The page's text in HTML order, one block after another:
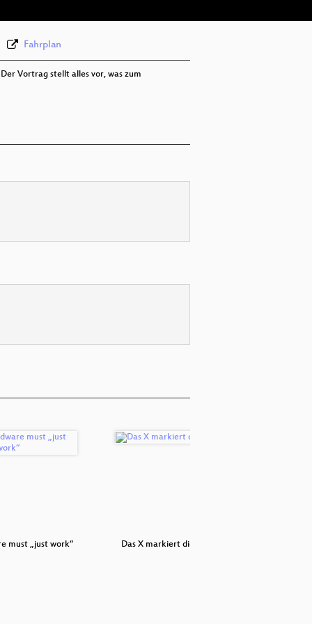
Fahrplan
Vortrag stellt alles vor, was zum
must „just work“ Das X markiert die Stelle!